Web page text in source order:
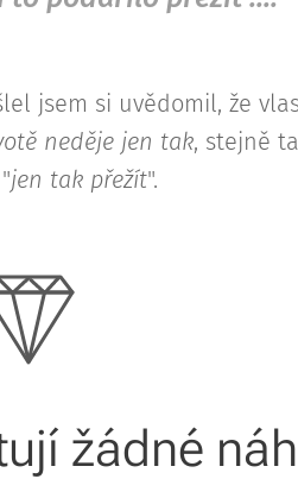
jsem si uvědomil, že
neděje jen tak, stejně
jen tak přežít".
žádné